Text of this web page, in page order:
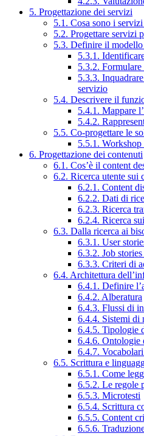
5. Progettazione dei servizi
5.1. Cosa sono i
5.2. Progettare servizi
5.3. Definire il
5.3.1.
5.3.2.
5.3.3.
servizio
5.4. Descrivere il
5.4.1. Mappare
5.4.2.
5.5. Co-progettare le
5.5.1.
6. Progettazione dei contenuti
6.1. Cos’è il content
6.2. Ricerca utente sui
6.2.1. Content
6.2.2. Dati di
6.2.3. Ricerca
6.2.4. Ricerca
6.3. Dalla ricerca ai
6.3.1. User
6.3.2. Job
6.3.3. Criteri di
6.4. Architettura
6.4.1. Definire
6.4.2. Alberatura
6.4.3. Flussi di
6.4.4. Sistemi di
6.4.5. Tipologie
6.4.6. Ontologie
6.4.7.
6.5. Scrittura e
6.5.1. Come
6.5.2. Le regole
6.5.3. Microtesti
6.5.4. Scrittura
6.5.5. Content
6.5.6.